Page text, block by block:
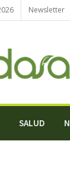
Newsletter
SALUD